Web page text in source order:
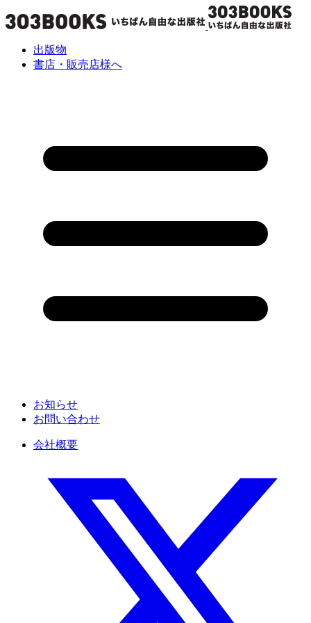
出版物
書店・販売店様へ
お知らせ
お問い合わせ
会社概要